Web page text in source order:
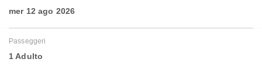
mer 12 ago 2026
Passeggeri
1 Adulto